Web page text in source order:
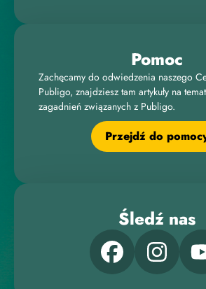
Pomoc
Zachęcamy do odwiedzenia naszego
Publigo, znajdziesz tam artykuły na
zagadnień związanych z Publigo.
Przejdź do
Śledź nas